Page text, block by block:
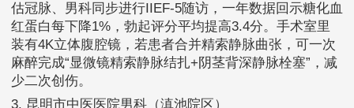
估冠脉、男科同步进行IIEF-5随访，一年数据回示糖化血
红蛋白每下降1%，勃起评分平均提高3.4分。手术室里
装有4K立体腹腔镜，若患者合并精索静脉曲张，可一次
麻醉完成“显微镜精索静脉结扎+阴茎背深静脉栓塞”，减
少二次创伤。
3. 昆明市中医医院男科（滇池院区）